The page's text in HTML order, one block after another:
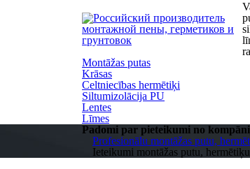
Montāžas putas
Krāsas
Celtniecības hermētiķi
Siltumizolācija PU
Lentes
Līmes
Padomi par pieteikumi no
Profesionālu montāžas putu,
Ieteikumi montāžas putu,